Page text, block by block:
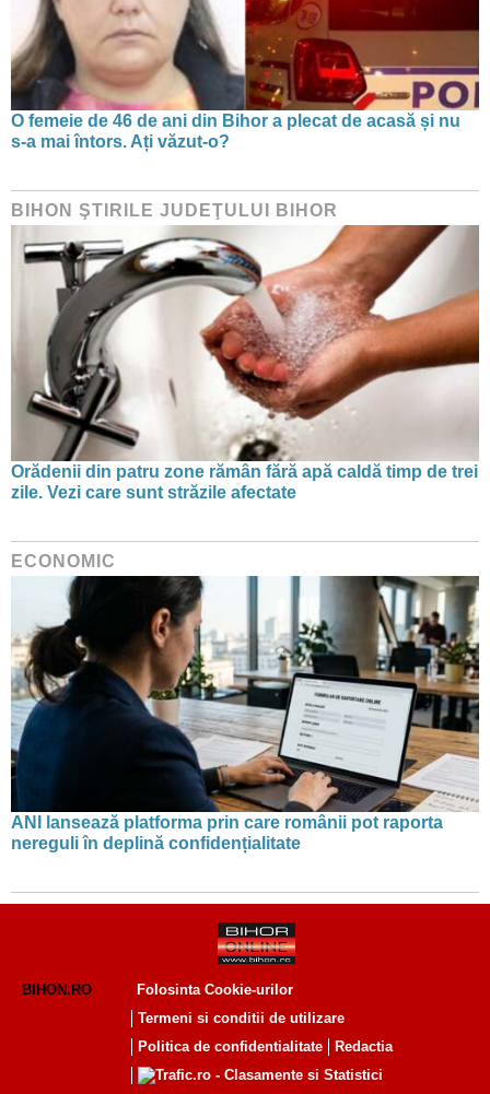
O femeie de 46 de ani din Bihor a plecat de acasă și nu
s-a mai întors. Ați văzut-o?
BIHON ŞTIRILE JUDEŢULUI BIHOR
Orădenii din patru zone rămân fără apă caldă timp de trei
zile. Vezi care sunt străzile afectate
ECONOMIC
ANI lansează platforma prin care românii pot raporta
nereguli în deplină confidențialitate
BIHON.RO
Folosinta Cookie-urilor
Termeni si conditii de utilizare
Politica de confidentialitate
Redactia